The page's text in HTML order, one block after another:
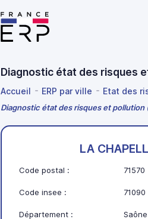
Diagnostic état des risques
Accueil ERP par ville Etat des
Diagnostic état des risques et pollution
LA
Code postal : 71570
Code insee : 71090
Département :